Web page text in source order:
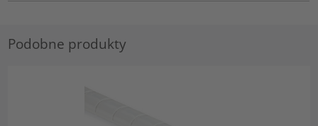
Podobne produkty